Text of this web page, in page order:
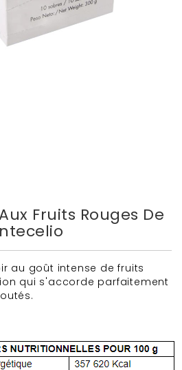
Fruits Rouges De
au goût intense de fruits
qui s'accorde parfaitement